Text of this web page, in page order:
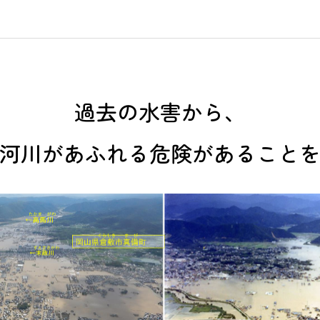
過去の水害から、
川があふれる危険があること